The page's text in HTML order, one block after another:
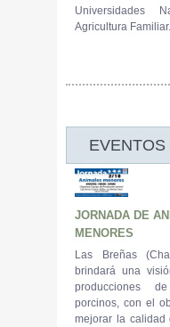
Universidades
Agricultura Familiar.
EVENTOS
JORNADA DE
MENORES
Las Breñas
brindará una
producciones
porcinos, con el
mejorar la calidad